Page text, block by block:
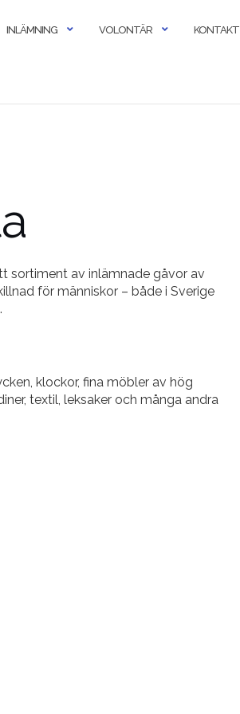
INLÄMNING VOLONTÄR KONTAKT
sortiment av inlämnade gåvor av
för människor – både i Sverige
klockor, fina möbler av hög
textil, leksaker och många andra